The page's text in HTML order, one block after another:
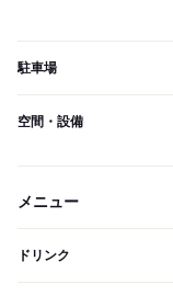
駐車場
空間・設備
メニュー
ドリンク